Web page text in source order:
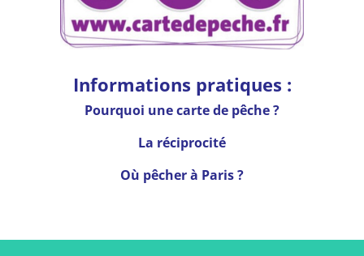
Informations pratiques :
Pourquoi une carte de pêche ?
La réciprocité
Où pêcher à Paris ?